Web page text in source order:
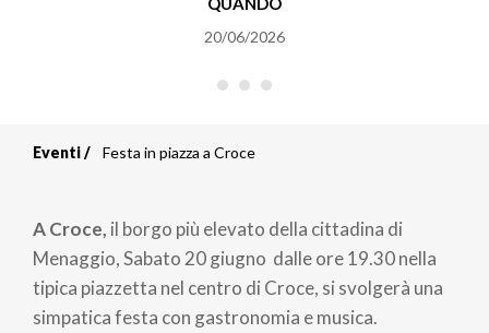
20/06/2026
di
pane
Eventi Festa in piazza a Croce
A Croce, il borgo più elevato della cittadina di
Menaggio, Sabato 20 giugno dalle ore 19.30 nella
tipica piazzetta nel centro di Croce, si svolgerà una
simpatica festa con gastronomia e musica.